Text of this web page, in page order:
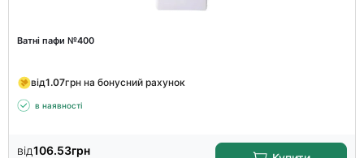
Ватні пафи №400
від1.07грн на бонусний рахунок
в наявності
від106.53грн